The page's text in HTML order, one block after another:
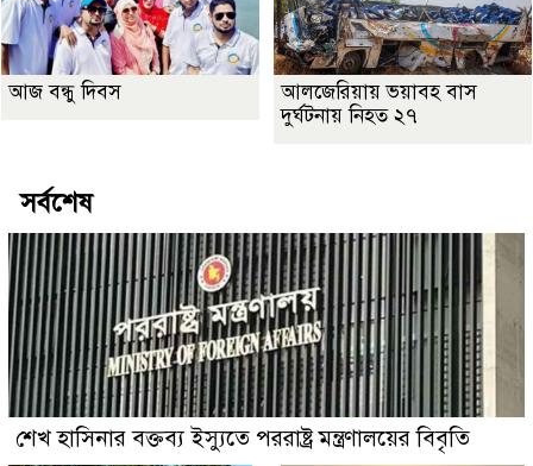
আজ বন্ধু দিবস
আলজেরিয়ায় ভয়াবহ বাস
দুর্ঘটনায় নিহত ২৭
সর্বশেষ
শেখ হাসিনার বক্তব্য ইস্যুতে পররাষ্ট্র মন্ত্রণালয়ের বিবৃতি